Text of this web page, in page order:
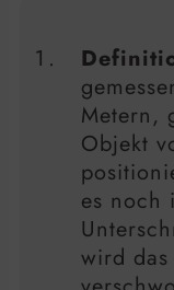
Metern,
Objekt
es noch
wird